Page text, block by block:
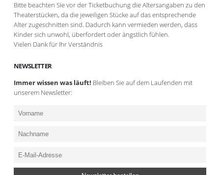
Bitte beachten Sie vor der Ticketbuchung die Altersangaben zu den
Theaterstücken, da die jeweiligen Stücke auf das entsprechende
Alter zugeschnitten sind. Dadurch kann vermieden werden, dass
Kinder sich unwohl, überfordert oder ängstlich fühlen.
Vielen Dank für Ihr Verständnis
NEWSLETTER
Immer wissen was läuft! Bleiben Sie auf dem Laufenden mit
unserem Newsletter: